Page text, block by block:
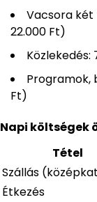
Vacsora két
22.000 Ft)
Közlekedés:
Programok,
Ft)
Napi költségek
Tétel
Szállás
Étkezés